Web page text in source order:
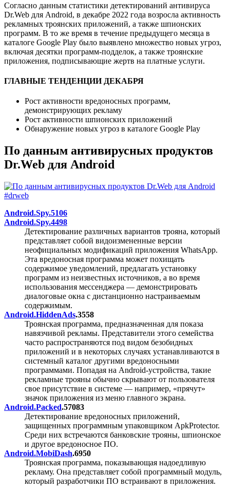
Согласно данным статистики детектирований антивируса
Dr.Web для Android, в декабре 2022 года возросла активность
рекламных троянских приложений, а также шпионских
программ. В то же время в течение предыдущего месяца в
каталоге Google Play было выявлено множество новых угроз,
включая десятки программ-подделок, а также троянские
приложения, подписывающие жертв на платные услуги.
ГЛАВНЫЕ ТЕНДЕНЦИИ ДЕКАБРЯ
Рост активности вредоносных программ,
демонстрирующих рекламу
Рост активности шпионских приложений
Обнаружение новых угроз в каталоге Google Play
По данным антивирусных продуктов
Dr.Web для Android
Android.Spy.5106
Android.Spy.4498
Детектирование различных вариантов трояна, который
представляет собой видоизмененные версии
неофициальных модификаций приложения WhatsApp.
Эта вредоносная программа может похищать
содержимое уведомлений, предлагать установку
программ из неизвестных источников, а во время
использования мессенджера — демонстрировать
диалоговые окна с дистанционно настраиваемым
содержимым.
Android.HiddenAds.3558
Троянская программа, предназначенная для показа
навязчивой рекламы. Представители этого семейства
часто распространяются под видом безобидных
приложений и в некоторых случаях устанавливаются в
системный каталог другими вредоносными
программами. Попадая на Android-устройства, такие
рекламные трояны обычно скрывают от пользователя
свое присутствие в системе — например, «прячут»
значок приложения из меню главного экрана.
Android.Packed.57083
Детектирование вредоносных приложений,
защищенных программным упаковщиком ApkProtector.
Среди них встречаются банковские трояны, шпионское
и другое вредоносное ПО.
Android.MobiDash.6950
Троянская программа, показывающая надоедливую
рекламу. Она представляет собой программный модуль,
который разработчики ПО встраивают в приложения.